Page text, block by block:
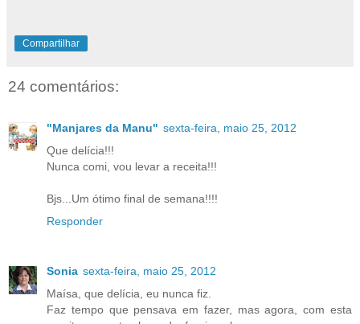
Compartilhar
24 comentários:
"Manjares da Manu" sexta-feira, maio 25, 2012
Que delícia!!!
Nunca comi, vou levar a receita!!!
Bjs...Um ótimo final de semana!!!!
Responder
Sonia sexta-feira, maio 25, 2012
Maísa, que delícia, eu nunca fiz.
Faz tempo que pensava em fazer, mas agora, com esta